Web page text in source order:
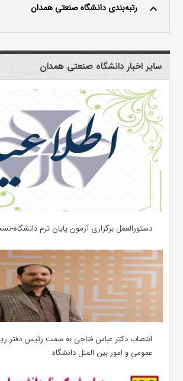
keyboard_arrow_up رتبه‌بندی دانشگاه صنعتی همدان
سایر اخبار دانشگاه صنعتی همدان
دستورالعمل برگزاری آزمون پایان ترم دانشگاه-
انتصاب دکتر عباس فتاحی به سمت رئیس دفتر
عمومی و امور بین الملل دانشگاه